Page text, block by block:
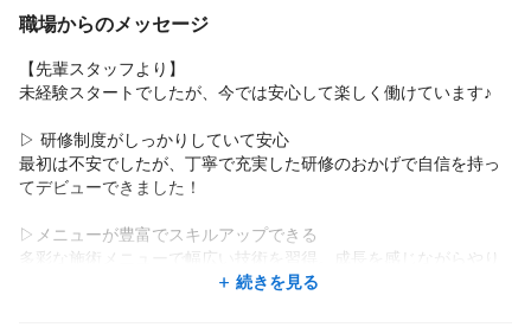
職場からのメッセージ
【先輩スタッフより】
未経験スタートでしたが、今では安心して楽しく働けています♪
▷ 研修制度がしっかりしていて安心
最初は不安でしたが、丁寧で充実した研修のおかげで自信を持っ
てデビューできました！
▷メニューが豊富でスキルアップできる
多彩な施術メニューで幅広い技術を習得。成長を感じながらやり
続きを見る